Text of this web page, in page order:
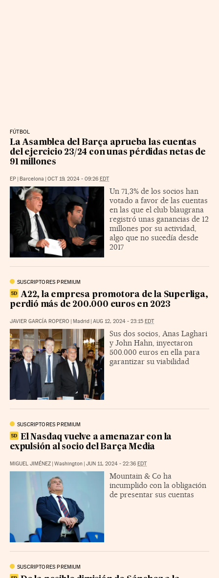
FÚTBOL
La Asamblea del Barça aprueba las cuentas
del ejercicio 23/24 con unas pérdidas netas de
91 millones
EP Barcelona OCT 19, 2024 - 09:26 EDT
Un 71,3% de los socios han
votado a favor de las cuentas
en las que el club blaugrana
registró unas ganancias de 12
millones por su actividad,
algo que no sucedía desde
2017
SUSCRIPTORES PREMIUM
A22, la empresa promotora de la Superliga,
perdió más de 200.000 euros en 2023
JAVIER GARCÍA ROPERO Madrid AUG 12, 2024 - 23:15 EDT
Sus dos socios, Anas Laghari
y John Hahn, inyectaron
500.000 euros en ella para
garantizar su viabilidad
SUSCRIPTORES PREMIUM
El Nasdaq vuelve a amenazar con la
expulsión al socio del Barça Media
MIGUEL JIMÉNEZ Washington JUN 11, 2024 - 22:36 EDT
Mountain & Co ha
incumplido con la obligación
de presentar sus cuentas
SUSCRIPTORES PREMIUM